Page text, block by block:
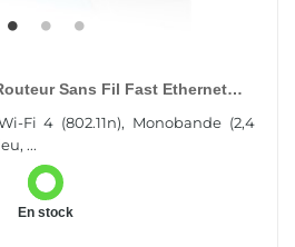
Sans Fil Fast Ethernet
Fi 4 (802.11n), Monobande (2,4
...
En stock